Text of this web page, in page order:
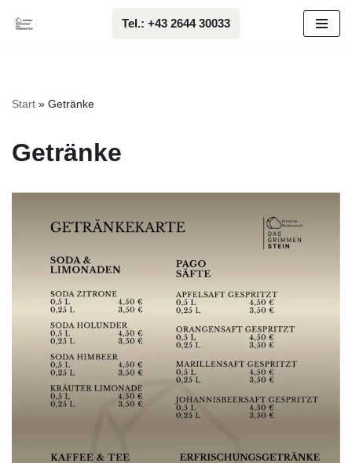
Tel.: +43 2644 30033
Start » Getränke
Getränke